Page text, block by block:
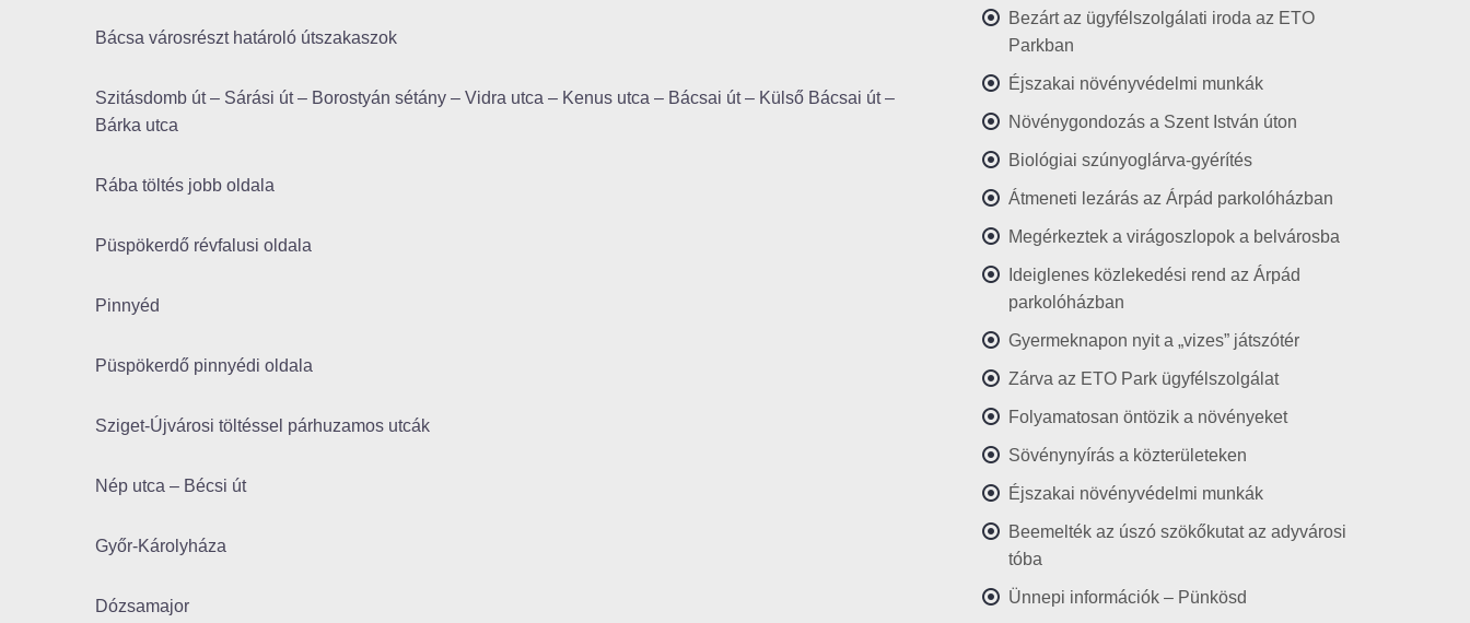
Bácsa városrészt határoló útszakaszok
Szitásdomb út – Sárási út – Borostyán sétány – Vidra utca – Kenus utca – Bácsai út – Külső Bácsai út –
Bárka utca
Rába töltés jobb oldala
Püspökerdő révfalusi oldala
Pinnyéd
Püspökerdő pinnyédi oldala
Sziget-Újvárosi töltéssel párhuzamos utcák
Nép utca – Bécsi út
Győr-Károlyháza
Dózsamajor
Bezárt az ügyfélszolgálati iroda az ETO
Parkban
Éjszakai növényvédelmi munkák
Növénygondozás a Szent István úton
Biológiai szúnyoglárva-gyérítés
Átmeneti lezárás az Árpád parkolóházban
Megérkeztek a virágoszlopok a belvárosba
Ideiglenes közlekedési rend az Árpád
parkolóházban
Gyermeknapon nyit a „vizes” játszótér
Zárva az ETO Park ügyfélszolgálat
Folyamatosan öntözik a növényeket
Sövénynyírás a közterületeken
Éjszakai növényvédelmi munkák
Beemelték az úszó szökőkutat az adyvárosi
tóba
Ünnepi információk – Pünkösd